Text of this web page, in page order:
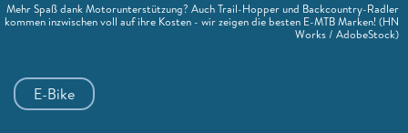
E-Bike
Mehr Spaß dank Motorunterstützung? Auch Trail-Hopper und Backcountry-Radler
kommen inzwischen voll auf ihre Kosten - wir zeigen die besten E-MTB Marken!(HN
Works / AdobeStock)